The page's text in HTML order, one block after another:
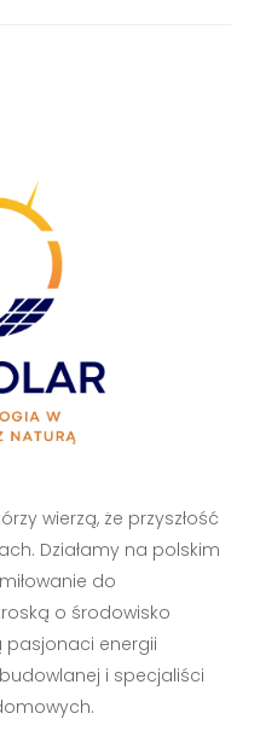
wierzą, że przyszłość
Działamy na polskim
do
o środowisko
pasjonaci energii
i specjaliści